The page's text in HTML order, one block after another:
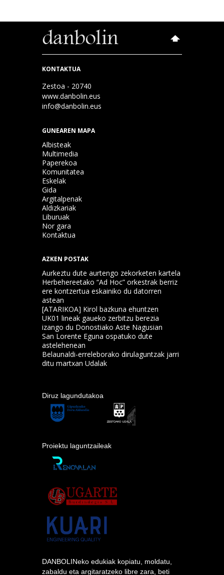
KONTAKTUA
Zestoa - 20740
www.danbolin.eus
info@danbolin.eus
GUNEAREN MAPA
Albisteak
Multimedia
Paperekoa
Komunitatea
Eskelak
Gida
Argitalpenak
Aldizkariak
Liburuak
Nor gara
Kontaktua
AZKEN POSTAK
Aurkeztu dute aurtengo zekorketen kartela
Herbehereetako “Ad Hoc” orkestrak berriz
ere kontzertua eskainiko du datorren
astean
[ATARIKOA] Kirol bazkuna ehuntzen
UK01 lineak gaueko zerbitzu berezia
izango du Donostiako Aste Nagusian
San Lorente Eguna ospatuko dute
astelehenean
Belaunaldi-erreleborako dirulaguntzak jarri
ditu martxan Udalak
Diruz lagundutakoa
Proiektu laguntzaileak
DANBOLINeko edukiak kopiatu, moldatu,
zabaldu eta argitaratzeko libre zara, beti